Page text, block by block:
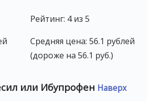
Рейтинг: 4 из 5
Средняя цена: 56.1 рублей
(дороже на 56.1 руб.)
или Ибупрофен Наверх